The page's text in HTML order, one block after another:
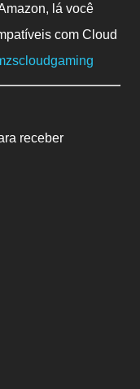
lá você
com Cloud
receber